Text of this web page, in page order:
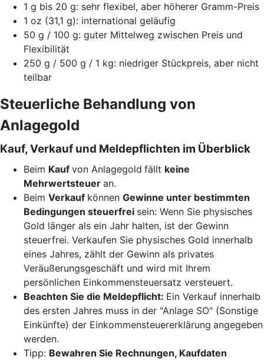
1 g bis 20 g: sehr flexibel, aber höherer Gramm-Preis
1 oz (31,1 g): international geläufig
50 g / 100 g: guter Mittelweg zwischen Preis und
Flexibilität
250 g / 500 g / 1 kg: niedriger Stückpreis, aber nicht
teilbar
Steuerliche Behandlung von
Anlagegold
Kauf, Verkauf und Meldepflichten im Überblick
Beim Kauf von Anlagegold fällt keine
Mehrwertsteuer an.
Beim Verkauf können Gewinne unter bestimmten
Bedingungen steuerfrei sein: Wenn Sie physisches
Gold länger als ein Jahr halten, ist der Gewinn
steuerfrei. Verkaufen Sie physisches Gold innerhalb
eines Jahres, zählt der Gewinn als privates
Veräußerungsgeschäft und wird mit Ihrem
persönlichen Einkommensteuersatz versteuert.
Beachten Sie die Meldepflicht: Ein Verkauf innerhalb
des ersten Jahres muss in der "Anlage SO" (Sonstige
Einkünfte) der Einkommensteuererklärung angegeben
werden.
Tipp: Bewahren Sie Rechnungen, Kaufdaten